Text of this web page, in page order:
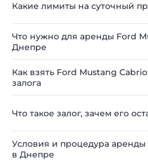
Какие лимиты на суточный
Что нужно для аренды Ford
Днепре
Как взять Ford Mustang
залога
Что такое залог, зачем его
Условия и процедура
в Днепре